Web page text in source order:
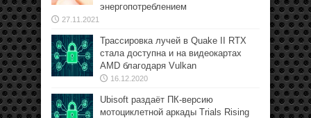
энергопотреблением
27.11.2021
Трассировка лучей в Quake II RTX
стала доступна и на видеокартах
AMD благодаря Vulkan
16.12.2020
Ubisoft раздаёт ПК-версию
мотоциклетной аркады Trials Rising